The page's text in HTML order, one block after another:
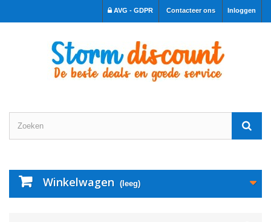
Inloggen
Contacteer ons
AVG - GDPR
Winkelwagen (leeg)